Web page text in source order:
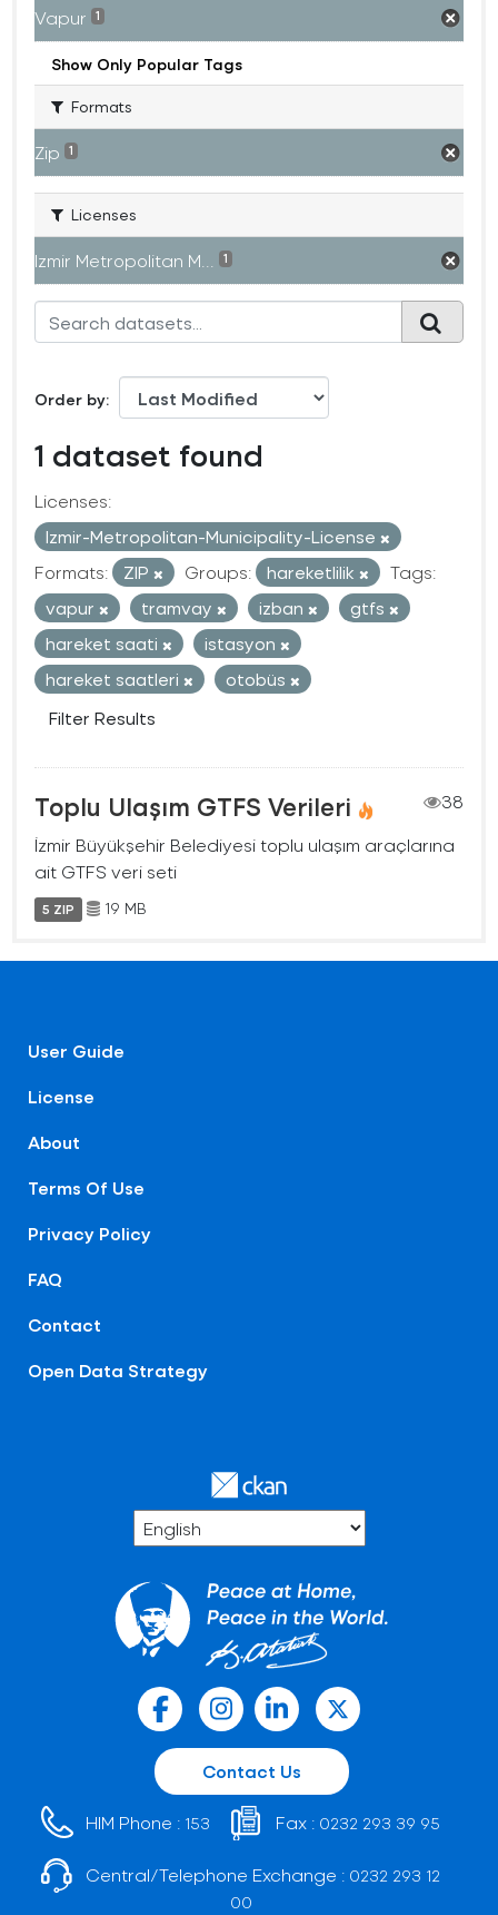
Vapur 1
Show Only Popular Tags
Formats
Zip 1
Licenses
Izmir Metropolitan M... 1
Order by
1 dataset found
Licenses:
Izmir-Metropolitan-Municipality-License
Formats:
ZIP Groups: hareketlilik
Tags:
vapur
tramvay izban
gtfs
hareket saati
istasyon
hareket saatleri
otobüs
Filter Results
Toplu Ulaşım GTFS Verileri
38
İzmir Büyükşehir Belediyesi toplu ulaşım araçlarına
ait GTFS veri seti
5 ZIP 19 MB
User Guide
License
About
Terms Of Use
Privacy Policy
FAQ
Contact
Open Data Strategy
Contact Us
HIM Phone : 153 Fax : 0232 293 39 95
Central/Telephone Exchange : 0232 293 12
00